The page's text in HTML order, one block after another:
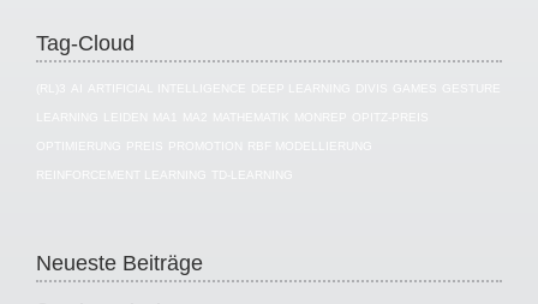
Tag-Cloud
(RL)3 ARTIFICIAL INTELLIGENCE DEEP LEARNING GAMES GESTURE
LEARNING LEIDEN MA1 MA2 MATHEMATIK MONREP OPITZ-PREIS
OPTIMIERUNG PREIS PROMOTION RBF MODELLIERUNG
REINFORCEMENT LEARNING TD-LEARNING
Neueste Beiträge